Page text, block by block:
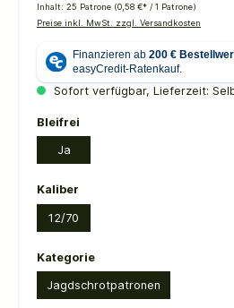
Inhalt: 25 Patrone (0,58 €* / 1 Patrone)
Preise inkl. MwSt. zzgl. Versandkosten
Sofort verfügbar, Lieferzeit:
Bleifrei
Ja
Kaliber
12/70
Kategorieauswählen
Jagdschrotpatronen